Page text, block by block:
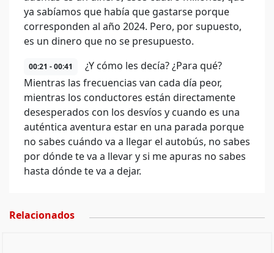
ya sabíamos que había que gastarse porque
corresponden al año 2024. Pero, por supuesto,
es un dinero que no se presupuesto.
00:21 - 00:41
¿Y cómo les decía? ¿Para qué?
Mientras las frecuencias van cada día peor,
mientras los conductores están directamente
desesperados con los desvíos y cuando es una
auténtica aventura estar en una parada porque
no sabes cuándo va a llegar el autobús, no sabes
por dónde te va a llevar y si me apuras no sabes
hasta dónde te va a dejar.
Relacionados